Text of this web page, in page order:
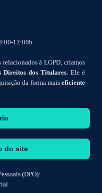
12:00h
à LGPD, criamos
Direitos dos Titulares . Ele é
da forma maiseficiente
do site
(DPO):